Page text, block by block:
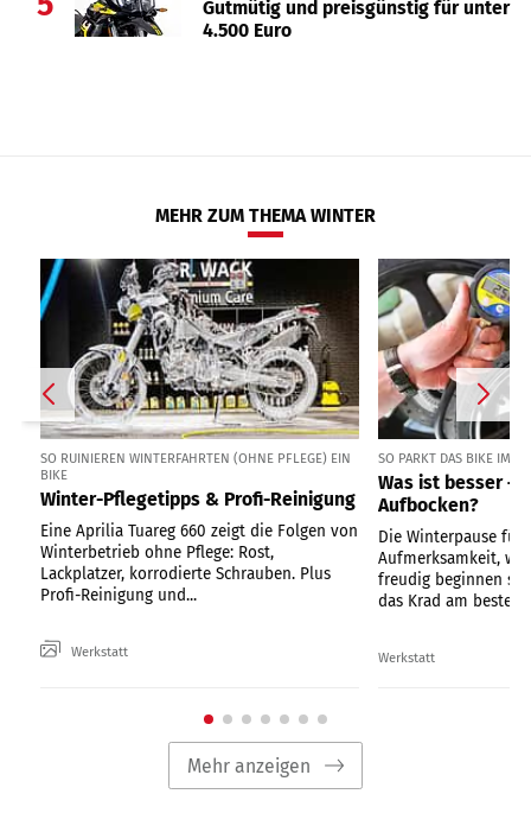
Gutmütig und preisgünstig für unter
4.500 Euro
MEHR ZUM THEMA WINTER
SO RUINIEREN WINTERFAHRTEN (OHNE PFLEGE) EIN
BIKE
Winter-Pflegetipps & Profi-Reinigung
Eine Aprilia Tuareg 660 zeigt die Folgen von
Winterbetrieb ohne Pflege: Rost,
Lackplatzer, korrodierte Schrauben. Plus
Profi-Reinigung und...
Werkstatt
SO PARKT DAS BIKE IM
Was ist besser –
Aufbocken?
Die Winterpause
Aufmerksamkeit,
freudig beginnen
das Krad am besten?
Werkstatt
Mehr anzeigen